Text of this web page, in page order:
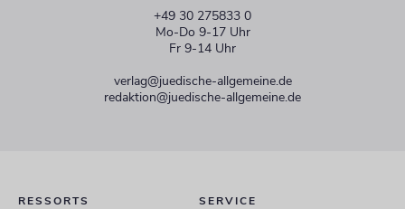
+49 30 275833 0
Mo-Do 9-17 Uhr
Fr 9-14 Uhr
verlag@juedische-allgemeine.de
redaktion@juedische-allgemeine.de
RESSORTS SERVICE